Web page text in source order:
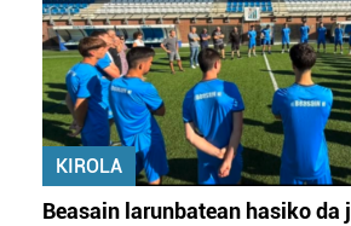
KIROLA
Beasain larunbatean hasiko da